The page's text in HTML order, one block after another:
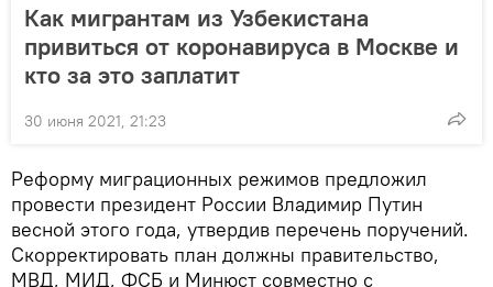
Как мигрантам из Узбекистана
привиться от коронавируса в Москве и
кто за это заплатит
30 июня 2021, 21:23
Реформу миграционных режимов предложил
провести президент России Владимир Путин
весной этого года, утвердив перечень поручений.
Скорректировать план должны правительство,
МВД, МИД, ФСБ и Минюст совместно с